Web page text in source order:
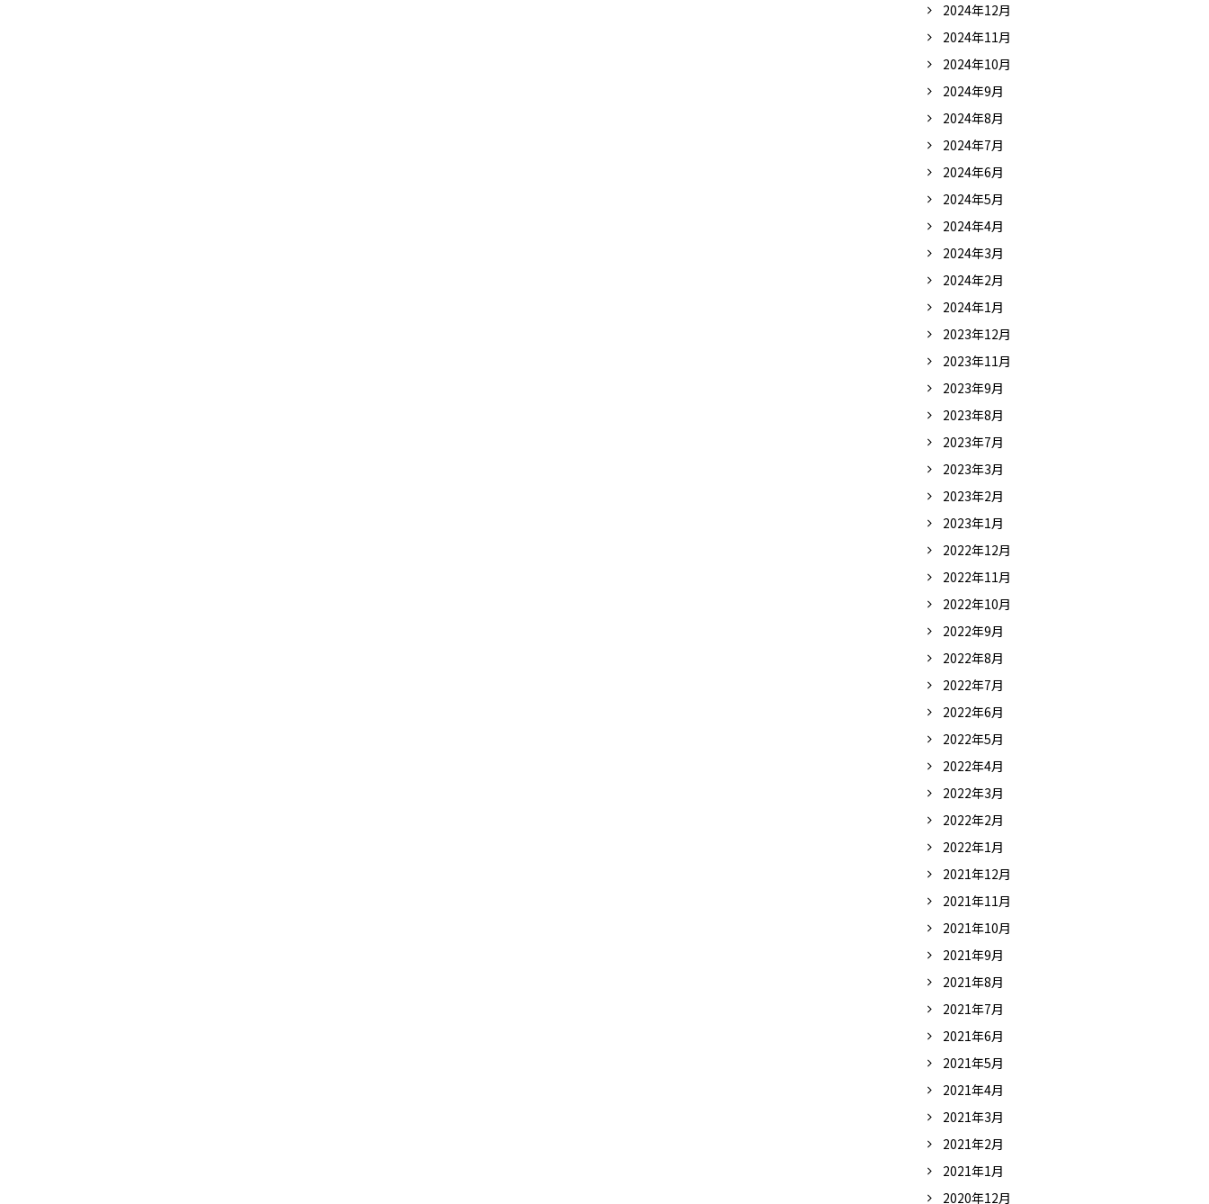
2024年12月
2024年11月
2024年10月
2024年9月
2024年8月
2024年7月
2024年6月
2024年5月
2024年4月
2024年3月
2024年2月
2024年1月
2023年12月
2023年11月
2023年9月
2023年8月
2023年7月
2023年3月
2023年2月
2023年1月
2022年12月
2022年11月
2022年10月
2022年9月
2022年8月
2022年7月
2022年6月
2022年5月
2022年4月
2022年3月
2022年2月
2022年1月
2021年12月
2021年11月
2021年10月
2021年9月
2021年8月
2021年7月
2021年6月
2021年5月
2021年4月
2021年3月
2021年2月
2021年1月
2020年12月